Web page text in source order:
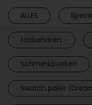
ALLES
toebehoren.
Schmiinkboeken
Swatch palet